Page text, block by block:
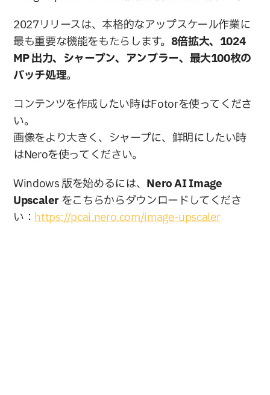
2027リリースは、本格的なアップスケール作業に
最も重要な機能をもたらします。8倍拡大、1024
MP 出力、シャープン、アンブラー、最大100枚の
バッチ処理。
コンテンツを作成したい時はFotorを使ってくださ
い。
画像をより大きく、シャープに、鮮明にしたい時
はNeroを使ってください。
Windows 版を始めるには、 Nero AI Image
Upscaler をこちらからダウンロードしてくださ
い：https://pcai.nero.com/image-upscaler